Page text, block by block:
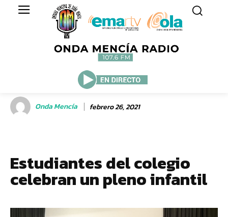
Onda Mencía febrero 26, 2021
Estudiantes del colegio
celebran un pleno infantil